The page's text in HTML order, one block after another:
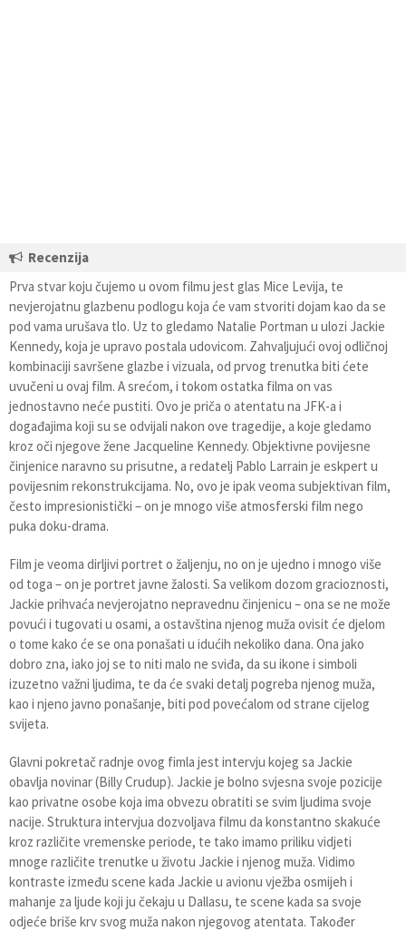
Recenzija
Prva stvar koju čujemo u ovom filmu jest glas Mice Levija, te
nevjerojatnu glazbenu podlogu koja će vam stvoriti dojam kao da se
pod vama urušava tlo. Uz to gledamo Natalie Portman u ulozi Jackie
Kennedy, koja je upravo postala udovicom. Zahvaljujući ovoj odličnoj
kombinaciji savršene glazbe i vizuala, od prvog trenutka biti ćete
uvučeni u ovaj film. A srećom, i tokom ostatka filma on vas
jednostavno neće pustiti. Ovo je priča o atentatu na JFK-a i
događajima koji su se odvijali nakon ove tragedije, a koje gledamo
kroz oči njegove žene Jacqueline Kennedy. Objektivne povijesne
činjenice naravno su prisutne, a redatelj Pablo Larrain je eskpert u
povijesnim rekonstrukcijama. No, ovo je ipak veoma subjektivan film,
često impresionistički – on je mnogo više atmosferski film nego
puka doku-drama.
Film je veoma dirljivi portret o žaljenju, no on je ujedno i mnogo više
od toga – on je portret javne žalosti. Sa velikom dozom gracioznosti,
Jackie prihvaća nevjerojatno nepravednu činjenicu – ona se ne može
povući i tugovati u osami, a ostavština njenog muža ovisit će djelom
o tome kako će se ona ponašati u idućih nekoliko dana. Ona jako
dobro zna, iako joj se to niti malo ne sviđa, da su ikone i simboli
izuzetno važni ljudima, te da će svaki detalj pogreba njenog muža,
kao i njeno javno ponašanje, biti pod povećalom od strane cijelog
svijeta.
Glavni pokretač radnje ovog fimla jest intervju kojeg sa Jackie
obavlja novinar (Billy Crudup). Jackie je bolno svjesna svoje pozicije
kao privatne osobe koja ima obvezu obratiti se svim ljudima svoje
nacije. Struktura intervjua dozvoljava filmu da konstantno skakuće
kroz različite vremenske periode, te tako imamo priliku vidjeti
mnoge različite trenutke u životu Jackie i njenog muža. Vidimo
kontraste između scene kada Jackie u avionu vježba osmijeh i
mahanje za ljude koji ju čekaju u Dallasu, te scene kada sa svoje
odjeće briše krv svog muža nakon njegovog atentata. Također